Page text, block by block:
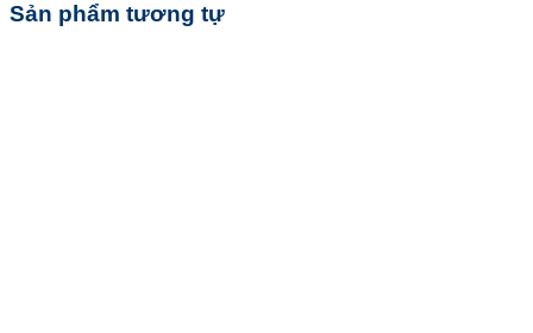
Sản phẩm tương tự